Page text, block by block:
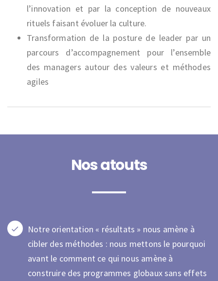
l’innovation et par la conception de nouveaux
rituels faisant évoluer la culture.
Transformation de la posture de leader par un
parcours d’accompagnement pour l’ensemble
des managers autour des valeurs et méthodes
agiles
Nos atouts
Notre orientation « résultats » nous amène à
cibler des méthodes : nous mettons le pourquoi
avant le comment ce qui nous amène à
construire des programmes globaux sans effets